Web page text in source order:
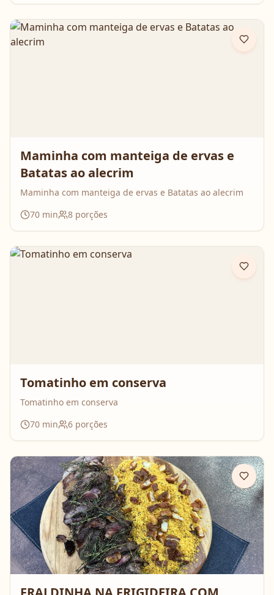
Maminha com manteiga de ervas e
Batatas ao alecrim
Maminha com manteiga de ervas e Batatas ao alecrim
70 min 8 porções
Tomatinho em conserva
Tomatinho em conserva
70 min 6 porções